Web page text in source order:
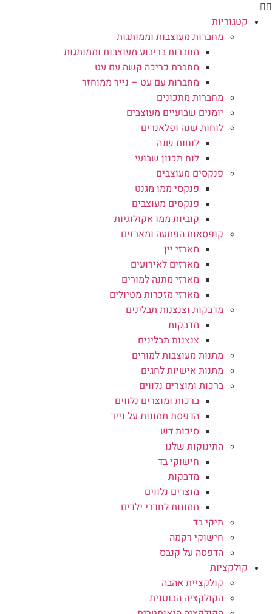
קטגוריות
מחברות מעוצבות וממותגות
מחברות בריבוע מעוצבות וממותגות
מחברת כריכה קשה עם עט
מחברות עם עט – נייר ממוחזר
מחברות מתכונים
יומנים שבועיים מעוצבים
לוחות שנה ופלאנרים
לוחות שנה
לוח תכנון שבועי
פנקסים מעוצבים
פנקסי ממו מגנט
פנקסים מעוצבים
קוביות ממו אקולוגיות
קופסאות הפתעה ומארזים
מארזי יין
מארזים לאירועים
מארזי מתנה למורים
מארזי מזכרות מטיולים
מדבקות וצנצנות תבלינים
מדבקות
צנצנות תבלינים
מתנות מעוצבות למורים
מתנות אישיות לחגים
ברכות ומוצרים נלווים
ברכות ומוצרים נלווים
הדפסת תמונות על נייר
סיכות דש
התינוקות שלנו
חישוקי בד
מדבקות
מוצרים נלווים
תמונות לחדרי ילדים
תיקי בד
חישוקי רקמה
הדפסה על קנבס
קולקציות
קולקציית אהבה
הקולקציה הבוטנית